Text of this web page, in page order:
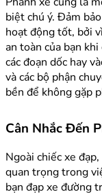
biệt chú ý. Đảm
hoạt động tốt, bởi
an toàn của bạn
các đoạn dốc hay
và các bộ phận
bền để không gặp
Cân Nhắc Đến
Ngoài chiếc xe
quan trọng trong
bạn đạp xe đường